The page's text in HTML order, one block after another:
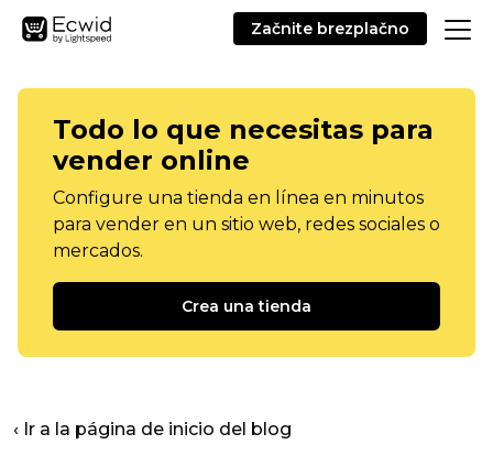
Začnite brezplačno
Todo lo que necesitas para
vender online
Configure una tienda en línea en minutos
para vender en un sitio web, redes sociales o
mercados.
Crea una tienda
‹ Ir a la página de inicio del blog